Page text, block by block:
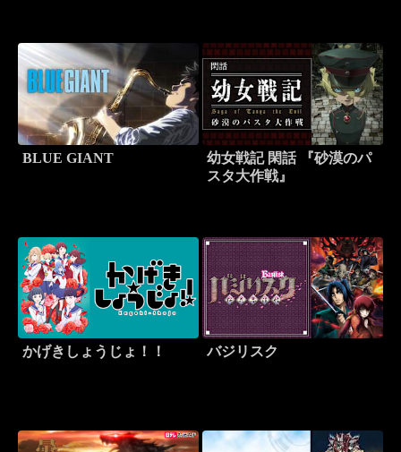
BLUE GIANT
幼女戦記 閑話 『砂漠のパ
スタ大作戦』
かげきしょうじょ！！ バジリスク